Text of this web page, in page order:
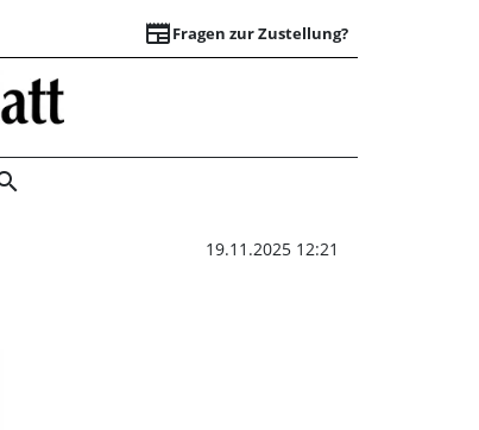
newspaperFragen zur Zustellung?
Was macht
19.11.2025 12:21